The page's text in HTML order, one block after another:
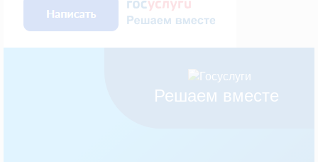
Решаем вместе